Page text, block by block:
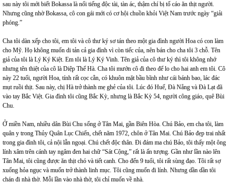
sau này tôi mới biết Bokassa là nổi tiếng độc tài, tàn ác, thậm chí bị tố cáo ăn thịt người.
Nhưng cũng nhờ Bokassa, cô con gái mới có cơ hội chuồn khỏi Việt Nam trước ngày “giải
phóng.”
Cha tôi dàn xếp cho tôi, em tôi và cô thư ký sơ tán theo một gia đình người Hoa có con làm
cho Mỹ. Họ không muốn di tản cả gia đình vì còn tiếc của, nên bán cho cha tôi 3 chỗ. Tên
giả của tôi là Lý Ký Kiệt. Em tôi là Lý Ký Vinh. Tên giả của cô thư ký thì tôi không nhớ
nhưng tên thiệt của cô là Diệp Thể Hà. Cha tôi mướn cô đi theo để lo cho hai anh em tôi. Cô
này 22 tuổi, người Hoa, tính rất cọc cằn, có khuôn mặt bầu bĩnh như cái bánh bao, lác đác
mụt ruồi thịt. Sau này, chị Hà trở thành mẹ ghẻ của tôi. Lúc đó Huế, Đà Nẵng và Đà Lạt đã
vào tay Bắc Việt. Gia đình tôi cũng Bắc Kỳ, nhưng là Bắc Kỳ 54, người công giáo, quê Bùi
Chu.
Ở miền Nam, nhiều dân Bùi Chu sống ở Tân Mai, gần Biên Hòa. Chú Bảo, em cha tôi, làm
quân y trong Thủy Quân Lục Chiến, chết năm 1972, chôn ở Tân Mai. Chú Bảo đẹp trai nhất
trong gia đình tôi, cả nội lẫn ngoại. Chú chết độc thân. Đi đám ma chú Bảo, tôi thấy một ông
lính xâm trên cánh tay ngâm đen hai chữ “Sát Cộng,” rất là ấn tượng. Gần như lần nào lên
Tân Mai, tôi cũng được ăn thịt chó và tiết canh. Cho đến 9 tuổi, tôi rất sùng đạo. Tôi rất sợ
xuống hỏa ngục và muốn trở thành linh mục. Tôi cũng muốn đi lính. Nhưng dần dần tôi
chán đi nhà thờ. Mỗi lần vào nhà thờ, tôi chỉ muốn về nhà.